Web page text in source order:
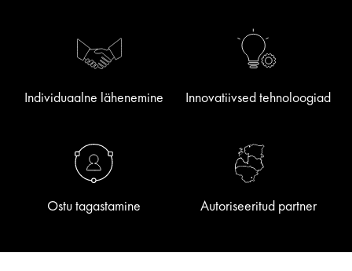
Individuaalne lähenemine Innovatiivsed tehnoloogiad
Ostu tagastamine Autoriseeritud partner